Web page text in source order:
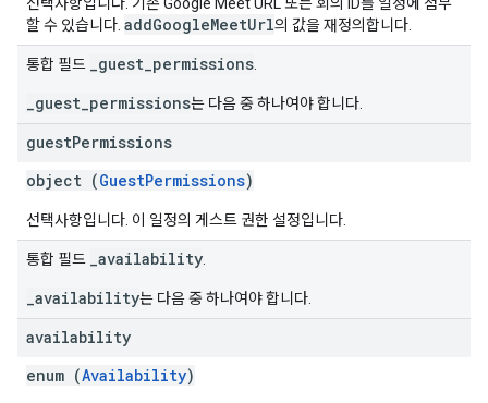
할 수 있습니다. addGoogleMeetUrl의 값을 재정의합니다.
통합 필드 _guest_permissions
_guest_permissions는 다음 중 하나여야 합니다.
guestPermissions
object (GuestPermissions)
선택사항입니다. 이 일정의 게스트 권한 설정입니다.
통합 필드 _availability
_availability는 다음 중 하나여야 합니다.
availability
enum (Availability)